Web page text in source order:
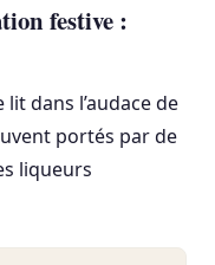
festive :
dans l’audace de
portés par de
liqueurs